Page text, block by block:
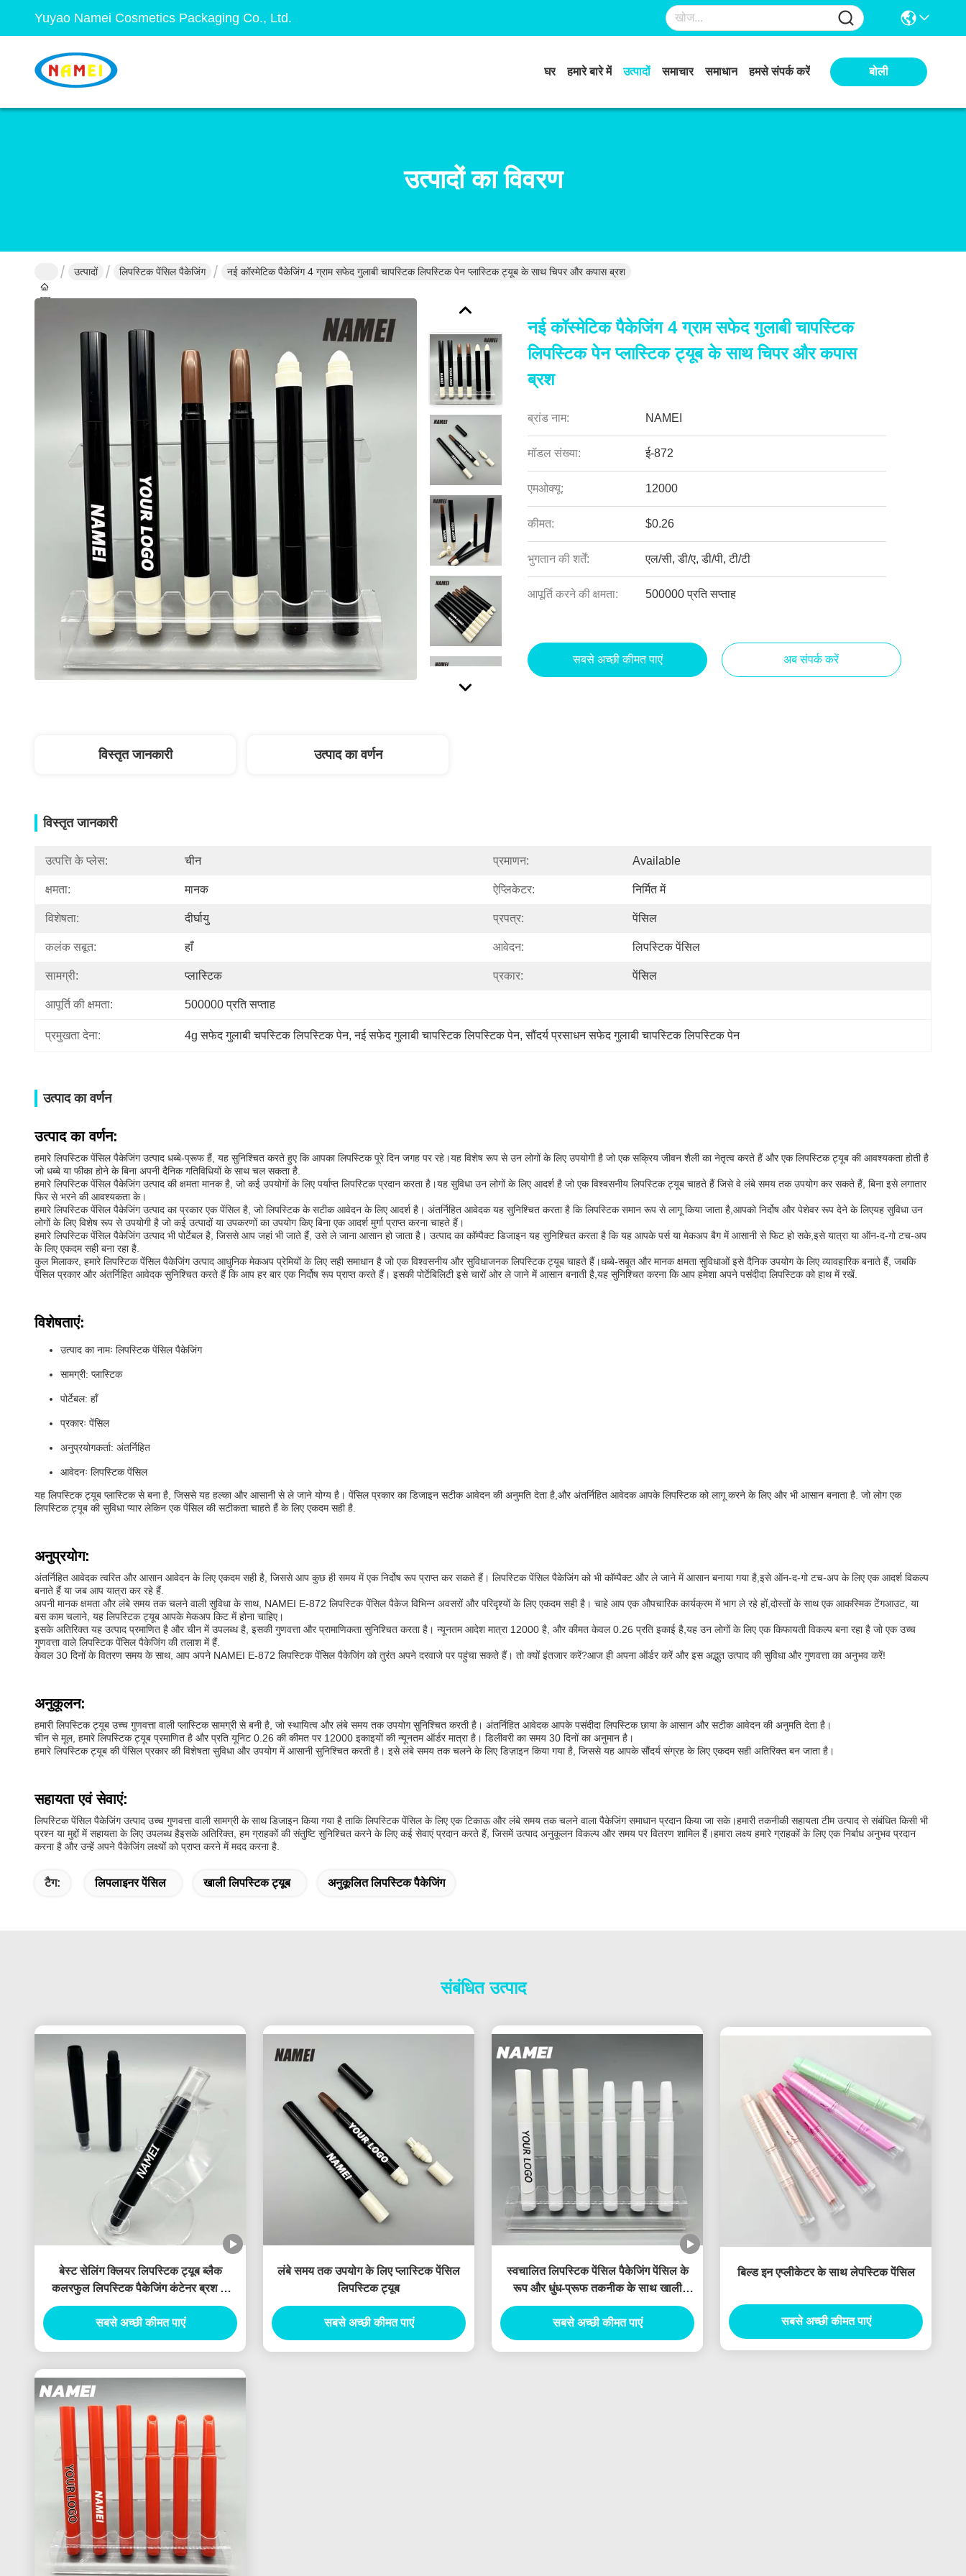
Yuyao Namei Cosmetics Packaging Co., Ltd.
घर हमारे बारे में उत्पादों समाचार समाधान हमसे संपर्क करें बोली
उत्पादों का विवरण
घर
उत्पादों लिपस्टिक पेंसिल पैकेजिंग नई कॉस्मेटिक पैकेजिंग 4 ग्राम सफेद गुलाबी चापस्टिक लिपस्टिक पेन प्लास्टिक ट्यूब के साथ चिपर और कपास ब्रश
नई कॉस्मेटिक पैकेजिंग 4 ग्राम सफेद गुलाबी चापस्टिक
लिपस्टिक पेन प्लास्टिक ट्यूब के साथ चिपर और कपास
ब्रश
ब्रांड नाम: NAMEI
मॉडल संख्या: ई-872
एमओक्यू: 12000
कीमत: $0.26
भुगतान की शर्तें: एल/सी, डी/ए, डी/पी, टी/टी
आपूर्ति करने की क्षमता: 500000 प्रति सप्ताह
सबसे अच्छी कीमत पाएं अब संपर्क करें
विस्तृत जानकारी उत्पाद का वर्णन
विस्तृत जानकारी
उत्पत्ति के प्लेस: चीन प्रमाणन: Available
क्षमता: मानक ऐप्लिकेटर: निर्मित में
विशेषता: दीर्घायु प्रपत्र: पेंसिल
कलंक सबूत: हाँ आवेदन: लिपस्टिक पेंसिल
सामग्री: प्लास्टिक प्रकार: पेंसिल
आपूर्ति की क्षमता: 500000 प्रति सप्ताह
प्रमुखता देना: 4g सफेद गुलाबी चपस्टिक लिपस्टिक पेन, नई सफेद गुलाबी चापस्टिक लिपस्टिक पेन, सौंदर्य प्रसाधन सफेद गुलाबी चापस्टिक लिपस्टिक पेन
उत्पाद का वर्णन
उत्पाद का वर्णन:
हमारे लिपस्टिक पेंसिल पैकेजिंग उत्पाद धब्बे-प्रूफ हैं, यह सुनिश्चित करते हुए कि आपका लिपस्टिक पूरे दिन जगह पर रहे।यह विशेष रूप से उन लोगों के लिए उपयोगी है जो एक सक्रिय जीवन शैली का नेतृत्व करते हैं और एक लिपस्टिक ट्यूब की आवश्यकता होती है
जो धब्बे या फीका होने के बिना अपनी दैनिक गतिविधियों के साथ चल सकता है.
हमारे लिपस्टिक पेंसिल पैकेजिंग उत्पाद की क्षमता मानक है, जो कई उपयोगों के लिए पर्याप्त लिपस्टिक प्रदान करता है।यह सुविधा उन लोगों के लिए आदर्श है जो एक विश्वसनीय लिपस्टिक ट्यूब चाहते हैं जिसे वे लंबे समय तक उपयोग कर सकते हैं, बिना इसे लगातार
फिर से भरने की आवश्यकता के।
हमारे लिपस्टिक पेंसिल पैकेजिंग उत्पाद का प्रकार एक पेंसिल है, जो लिपस्टिक के सटीक आवेदन के लिए आदर्श है। अंतर्निहित आवेदक यह सुनिश्चित करता है कि लिपस्टिक समान रूप से लागू किया जाता है,आपको निर्दोष और पेशेवर रूप देने के लिएयह सुविधा उन
लोगों के लिए विशेष रूप से उपयोगी है जो कई उत्पादों या उपकरणों का उपयोग किए बिना एक आदर्श मुर्गा प्राप्त करना चाहते हैं।
हमारे लिपस्टिक पेंसिल पैकेजिंग उत्पाद भी पोर्टेबल है, जिससे आप जहां भी जाते हैं, उसे ले जाना आसान हो जाता है। उत्पाद का कॉम्पैक्ट डिजाइन यह सुनिश्चित करता है कि यह आपके पर्स या मेकअप बैग में आसानी से फिट हो सके,इसे यात्रा या ऑन-द-गो टच-अप
के लिए एकदम सही बना रहा है.
कुल मिलाकर, हमारे लिपस्टिक पेंसिल पैकेजिंग उत्पाद आधुनिक मेकअप प्रेमियों के लिए सही समाधान है जो एक विश्वसनीय और सुविधाजनक लिपस्टिक ट्यूब चाहते हैं।धब्बे-सबूत और मानक क्षमता सुविधाओं इसे दैनिक उपयोग के लिए व्यावहारिक बनाते हैं, जबकि
पेंसिल प्रकार और अंतर्निहित आवेदक सुनिश्चित करते हैं कि आप हर बार एक निर्दोष रूप प्राप्त करते हैं। इसकी पोर्टेबिलिटी इसे चारों ओर ले जाने में आसान बनाती है,यह सुनिश्चित करना कि आप हमेशा अपने पसंदीदा लिपस्टिक को हाथ में रखें.
विशेषताएं:
उत्पाद का नामः लिपस्टिक पेंसिल पैकेजिंग
सामग्री: प्लास्टिक
पोर्टेबल: हाँ
प्रकारः पेंसिल
अनुप्रयोगकर्ता: अंतर्निहित
आवेदनः लिपस्टिक पेंसिल
यह लिपस्टिक ट्यूब प्लास्टिक से बना है, जिससे यह हल्का और आसानी से ले जाने योग्य है। पेंसिल प्रकार का डिजाइन सटीक आवेदन की अनुमति देता है,और अंतर्निहित आवेदक आपके लिपस्टिक को लागू करने के लिए और भी आसान बनाता है. जो लोग एक
लिपस्टिक ट्यूब की सुविधा प्यार लेकिन एक पेंसिल की सटीकता चाहते हैं के लिए एकदम सही है.
अनुप्रयोग:
अंतर्निहित आवेदक त्वरित और आसान आवेदन के लिए एकदम सही है, जिससे आप कुछ ही समय में एक निर्दोष रूप प्राप्त कर सकते हैं। लिपस्टिक पेंसिल पैकेजिंग को भी कॉम्पैक्ट और ले जाने में आसान बनाया गया है,इसे ऑन-द-गो टच-अप के लिए एक आदर्श विकल्प
बनाते हैं या जब आप यात्रा कर रहे हैं.
अपनी मानक क्षमता और लंबे समय तक चलने वाली सुविधा के साथ, NAMEI E-872 लिपस्टिक पेंसिल पैकेज विभिन्न अवसरों और परिदृश्यों के लिए एकदम सही है। चाहे आप एक औपचारिक कार्यक्रम में भाग ले रहे हों,दोस्तों के साथ एक आकस्मिक टेंगआउट, या
बस काम चलाने, यह लिपस्टिक ट्यूब आपके मेकअप किट में होना चाहिए।
इसके अतिरिक्त यह उत्पाद प्रमाणित है और चीन में उपलब्ध है, इसकी गुणवत्ता और प्रामाणिकता सुनिश्चित करता है। न्यूनतम आदेश मात्रा 12000 है, और कीमत केवल 0.26 प्रति इकाई है,यह उन लोगों के लिए एक किफायती विकल्प बना रहा है जो एक उच्च
गुणवत्ता वाले लिपस्टिक पेंसिल पैकेजिंग की तलाश में हैं.
केवल 30 दिनों के वितरण समय के साथ, आप अपने NAMEI E-872 लिपस्टिक पेंसिल पैकेजिंग को तुरंत अपने दरवाजे पर पहुंचा सकते हैं। तो क्यों इंतजार करें?आज ही अपना ऑर्डर करें और इस अद्भुत उत्पाद की सुविधा और गुणवत्ता का अनुभव करें!
अनुकूलन:
हमारी लिपस्टिक ट्यूब उच्च गुणवत्ता वाली प्लास्टिक सामग्री से बनी है, जो स्थायित्व और लंबे समय तक उपयोग सुनिश्चित करती है। अंतर्निहित आवेदक आपके पसंदीदा लिपस्टिक छाया के आसान और सटीक आवेदन की अनुमति देता है।
चीन से मूल, हमारे लिपस्टिक ट्यूब प्रमाणित है और प्रति यूनिट 0.26 की कीमत पर 12000 इकाइयों की न्यूनतम ऑर्डर मात्रा है। डिलीवरी का समय 30 दिनों का अनुमान है।
हमारे लिपस्टिक ट्यूब की पेंसिल प्रकार की विशेषता सुविधा और उपयोग में आसानी सुनिश्चित करती है। इसे लंबे समय तक चलने के लिए डिज़ाइन किया गया है, जिससे यह आपके सौंदर्य संग्रह के लिए एकदम सही अतिरिक्त बन जाता है।
सहायता एवं सेवाएं:
लिपस्टिक पेंसिल पैकेजिंग उत्पाद उच्च गुणवत्ता वाली सामग्री के साथ डिजाइन किया गया है ताकि लिपस्टिक पेंसिल के लिए एक टिकाऊ और लंबे समय तक चलने वाला पैकेजिंग समाधान प्रदान किया जा सके।हमारी तकनीकी सहायता टीम उत्पाद से संबंधित किसी भी
प्रश्न या मुद्दों में सहायता के लिए उपलब्ध हैइसके अतिरिक्त, हम ग्राहकों की संतुष्टि सुनिश्चित करने के लिए कई सेवाएं प्रदान करते हैं, जिसमें उत्पाद अनुकूलन विकल्प और समय पर वितरण शामिल हैं।हमारा लक्ष्य हमारे ग्राहकों के लिए एक निर्बाध अनुभव प्रदान
करना है और उन्हें अपने पैकेजिंग लक्ष्यों को प्राप्त करने में मदद करना है.
टैग: लिपलाइनर पेंसिल खाली लिपस्टिक ट्यूब अनुकूलित लिपस्टिक पैकेजिंग
संबंधित उत्पाद
बेस्ट सेलिंग क्लियर लिपस्टिक ट्यूब ब्लैक
कलरफुल लिपस्टिक पैकेजिंग कंटेनर ब्रश के
साथ
सबसे अच्छी कीमत पाएं
लंबे समय तक उपयोग के लिए प्लास्टिक पेंसिल
लिपस्टिक ट्यूब
सबसे अच्छी कीमत पाएं
स्वचालित लिपस्टिक पेंसिल पैकेजिंग पेंसिल के
रूप और धुंध-प्रूफ तकनीक के साथ खाली
लिपस्टिक ट्यूब
सबसे अच्छी कीमत पाएं
बिल्ड इन एप्लीकेटर के साथ लेपस्टिक पेंसिल
सबसे अच्छी कीमत पाएं